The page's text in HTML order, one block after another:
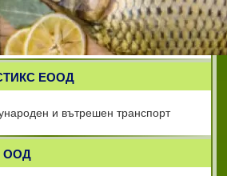
експресен превоз на стоки
ЕООД
и вътрешен транспорт
ООД